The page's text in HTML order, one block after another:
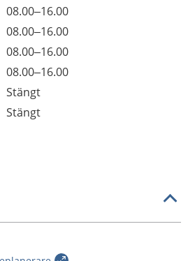
08.00–16.00
08.00–16.00
08.00–16.00
08.00–16.00
Stängt
Stängt